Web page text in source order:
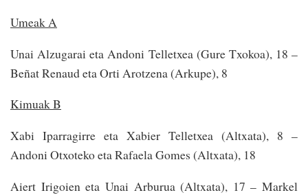
Umeak A
Unai Alzugarai eta Andoni Telletxea (Gure Txokoa), 18 –
Beñat Renaud eta Orti Arotzena (Arkupe), 8
Kimuak B
Xabi Iparragirre eta Xabier Telletxea (Altxata), 8 –
Andoni Otxoteko eta Rafaela Gomes (Altxata), 18
Aiert Irigoien eta Unai Arburua (Altxata), 17 – Markel